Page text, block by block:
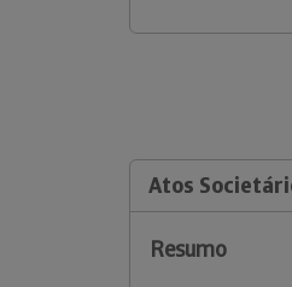
Atos
Resumo